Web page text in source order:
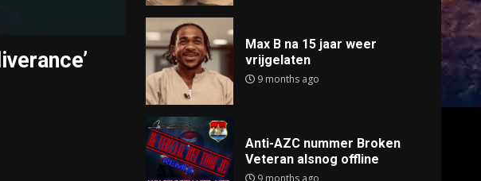
Max B na 15 jaar weer
vrijgelaten
9 months ago
Anti-AZC nummer Broken
Veteran alsnog offline
9 months ago